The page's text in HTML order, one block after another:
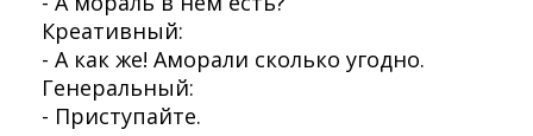
Креативный:
- А как же! Аморали сколько угодно.
Генеральный:
- Приступайте.